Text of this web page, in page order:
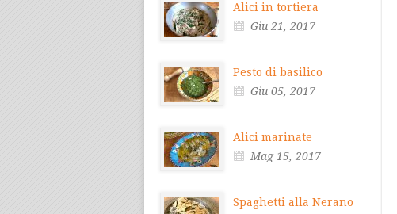
Alici in tortiera
Giu 21, 2017
Pesto di basilico
Giu 05, 2017
Alici marinate
Mag 15, 2017
Spaghetti alla Nerano